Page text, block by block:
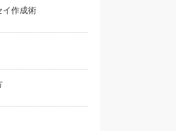
イ作成術